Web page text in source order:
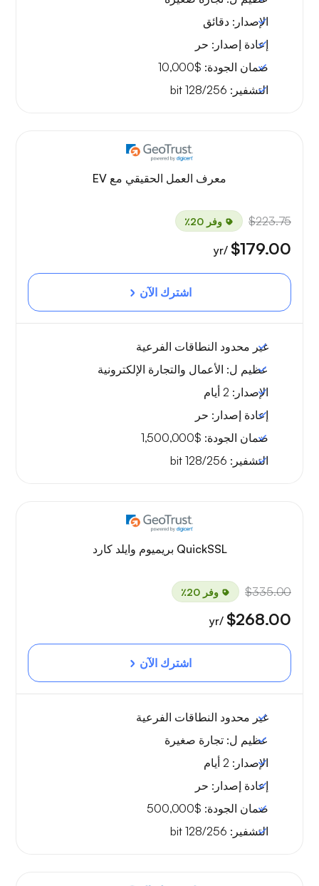
الإصدار: دقائق
إعادة إصدار: حر
ضمان الجودة: $10,000
التشفير: 128/256 bit
معرف العمل الحقيقي مع EV
$223.75 وفر 20٪
$179.00
/yr
اشترك الآن
غير محدود النطاقات الفرعية
عظيم ل: الأعمال والتجارة الإلكترونية
الإصدار:
إعادة إصدار: حر
ضمان الجودة: $1,500,000
التشفير: 128/256 bit
QuickSSL بريميوم وايلد كارد
$335.00 وفر 20٪
$268.00
/yr
اشترك الآن
غير محدود النطاقات الفرعية
عظيم ل: تجارة صغيرة
الإصدار:
إعادة إصدار: حر
ضمان الجودة: $500,000
التشفير: 128/256 bit